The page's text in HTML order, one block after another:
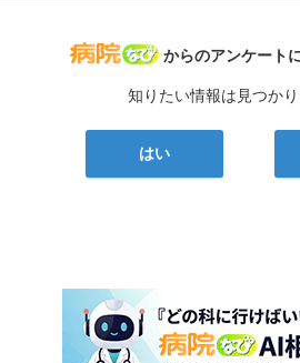
病院なび
からのアンケート
知りたい情報は見つか
はい